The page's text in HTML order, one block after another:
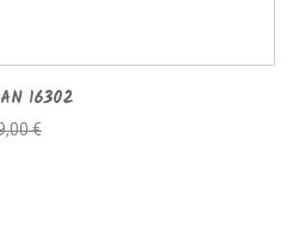
16302
€